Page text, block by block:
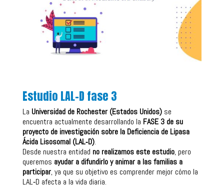
Estudio LAL-D fase 3
La Universidad de Rochester (Estados Unidos)se
encuentra actualmente desarrollando la FASE 3 de su
proyecto de investigación sobre la Deficiencia de Lipasa
Ácida Lisosomal (LAL‑D).
Desde nuestra entidad no realizamos este estudio, pero
queremos ayudar a difundirlo y animar a las familias a
participar, ya que su objetivo es comprender mejor cómo la
LAL‑D afecta a la vida diaria.